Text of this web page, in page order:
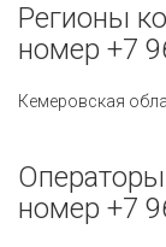
Регионы
номер +7
Кемеровская
номер +7